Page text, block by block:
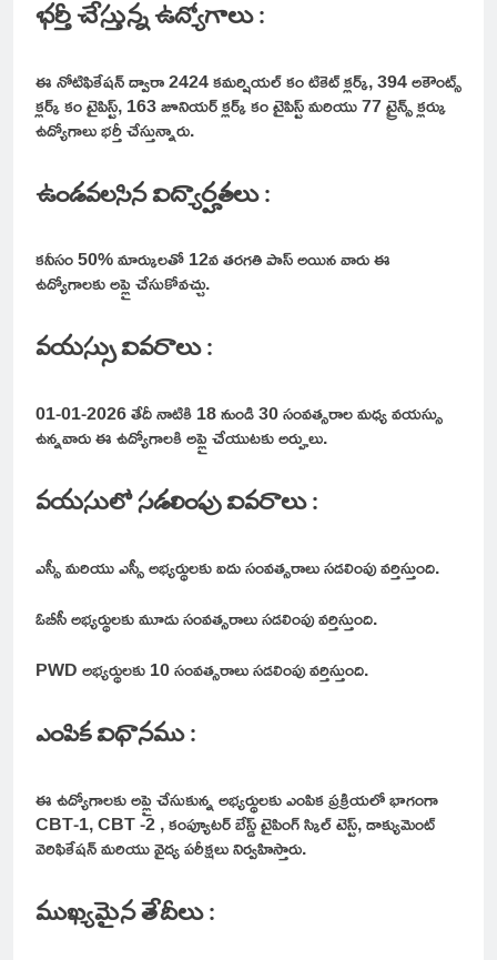
భర్తీ చేస్తున్న ఉద్యోగాలు :
ఈ నోటిఫికేషన్ ద్వారా 2424 కమర్షియల్ కం టికెట్ క్లర్క్, 394 అకౌంట్స్
క్లర్క్ కం టైపిస్ట్, 163 జూనియర్ క్లర్క్ కం టైపిస్ట్ మరియు 77 ట్రైన్స్ క్లర్కు
ఉద్యోగాలు భర్తీ చేస్తున్నారు.
ఉండవలసిన విద్యార్హతలు :
కనీసం 50% మార్కులతో 12వ తరగతి పాస్ అయిన వారు ఈ
ఉద్యోగాలకు అప్లై చేసుకోవచ్చు.
వయస్సు వివరాలు :
01-01-2026 తేదీ నాటికి 18 నుండి 30 సంవత్సరాల మధ్య వయస్సు
ఉన్నవారు ఈ ఉద్యోగాలకి అప్లై చేయుటకు అర్హులు.
వయసులో సడలింపు వివరాలు :
ఎస్సీ మరియు ఎస్సీ అభ్యర్థులకు ఐదు సంవత్సరాలు సడలింపు వర్తిస్తుంది.
ఓబీసీ అభ్యర్థులకు మూడు సంవత్సరాలు సడలింపు వర్తిస్తుంది.
PWD అభ్యర్థులకు 10 సంవత్సరాలు సడలింపు వర్తిస్తుంది.
ఎంపిక విధానము :
ఈ ఉద్యోగాలకు అప్లై చేసుకున్న అభ్యర్థులకు ఎంపిక ప్రక్రియలో భాగంగా
CBT-1, CBT -2 , కంప్యూటర్ బేస్డ్ టైపింగ్ స్కిల్ టెస్ట్, డాక్యుమెంట్
వెరిఫికేషన్ మరియు వైద్య పరీక్షలు నిర్వహిస్తారు.
ముఖ్యమైన తేదీలు :